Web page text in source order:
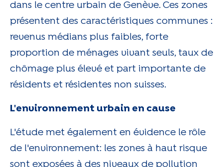
dans le centre urbain de Genève. Ces zones
présentent des caractéristiques communes :
revenus médians plus faibles, forte
proportion de ménages vivant seuls, taux de
chômage plus élevé et part importante de
résidents et résidentes non suisses.
L'environnement urbain en cause
L'étude met également en évidence le rôle
de l'environnement: les zones à haut risque
sont exposées à des niveaux de pollution